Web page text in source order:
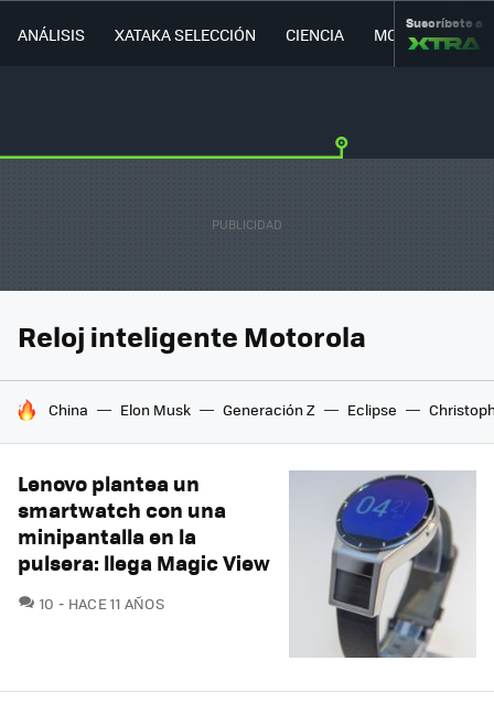
ANÁLISIS XATAKA SELECCIÓN CIENCIA MOVILIDAD
Suscríbete a
Reloj inteligente Motorola
HOY SE HABLA DE
China Elon Musk Generación Z Eclipse
Lenovo plantea un
smartwatch con una
minipantalla en la
pulsera: llega Magic View
10 COMENTARIOS
HACE 11 AÑOS